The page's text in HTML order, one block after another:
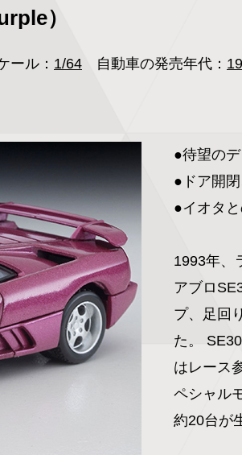
）
ール： 1/64 自動車の発売年代：
●待望の
●ドア開
●イオタ
1993年、
アブロ
プ、足回
た。
はレース
ペシャル
約20台が